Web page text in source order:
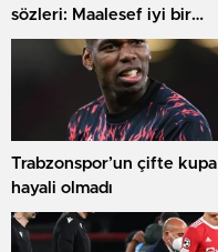
sözleri: Maalesef iyi bir
transfer
Trabzonspor’un çifte kupa
hayali olmadı